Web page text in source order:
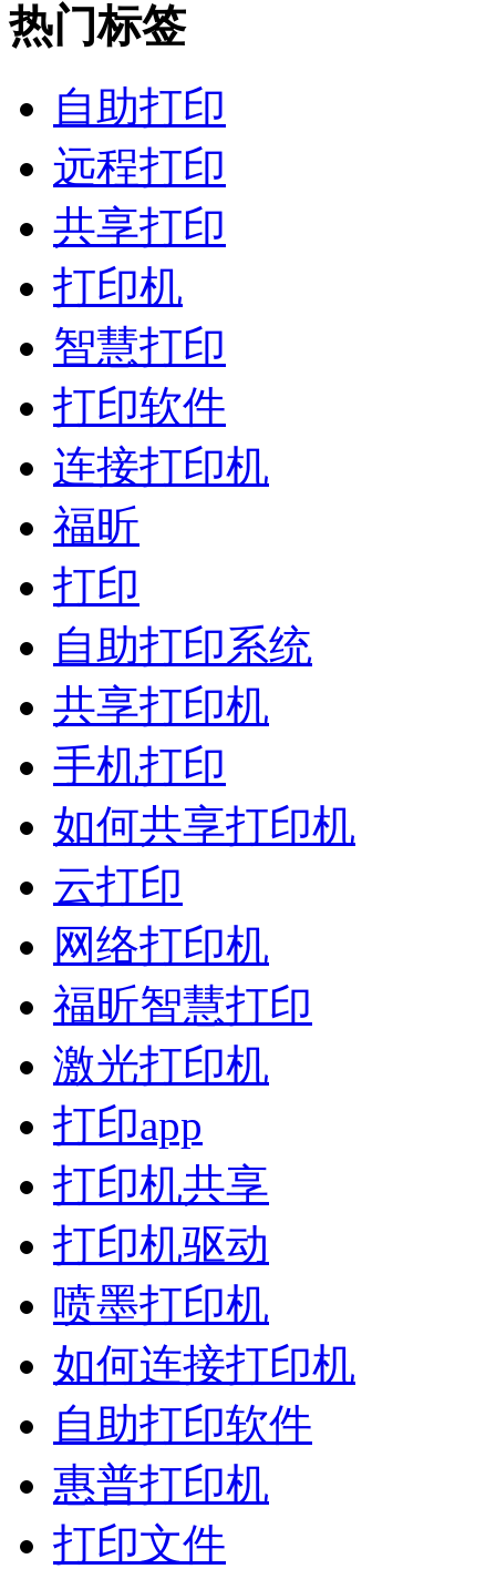
热门标签
自助打印
远程打印
共享打印
打印机
智慧打印
打印软件
连接打印机
福昕
打印
自助打印系统
共享打印机
手机打印
如何共享打印机
云打印
网络打印机
福昕智慧打印
激光打印机
打印app
打印机共享
打印机驱动
喷墨打印机
如何连接打印机
自助打印软件
惠普打印机
打印文件